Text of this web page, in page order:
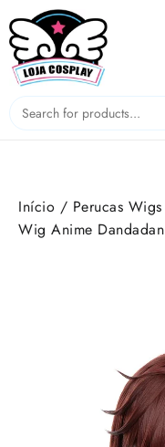
to
content
Início / Perucas Wigs
Wig Anime Dandadan